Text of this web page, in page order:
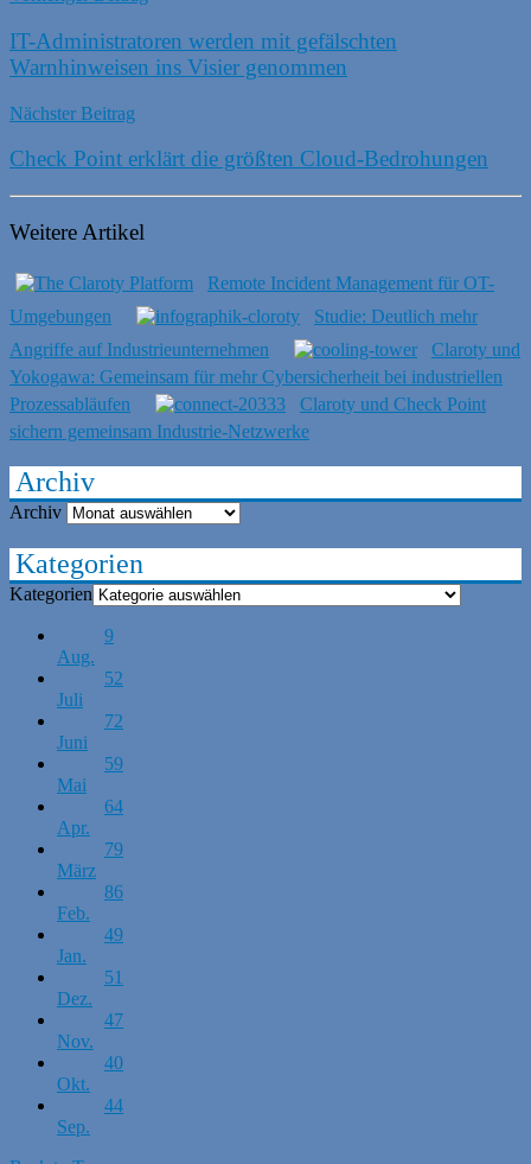
IT-Administratoren werden mit gefälschten
Warnhinweisen ins Visier genommen
Nächster Beitrag
Check Point erklärt die größten Cloud-Bedrohungen
Weitere Artikel
Remote Incident Management für OT-
Umgebungen
Studie: Deutlich mehr
Angriffe auf Industrieunternehmen
Claroty und
Yokogawa: Gemeinsam für mehr Cybersicherheit bei industriellen
Prozessabläufen
Claroty und Check Point
sichern gemeinsam Industrie-Netzwerke
Archiv
Archiv
Kategorien
Kategorien
9
Aug.
52
Juli
72
Juni
59
Mai
64
Apr.
79
März
86
Feb.
49
Jan.
51
Dez.
47
Nov.
40
Okt.
44
Sep.